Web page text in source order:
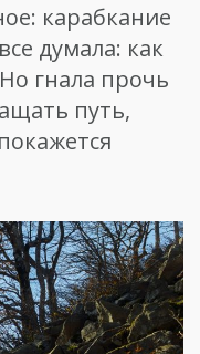
карабкание
думала: как
гнала прочь
путь,